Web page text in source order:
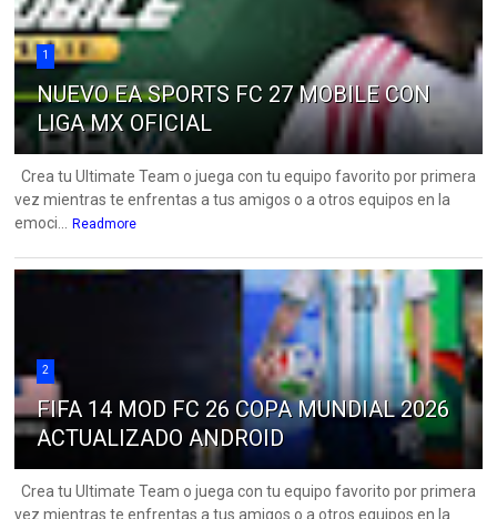
1
NUEVO EA SPORTS FC 27 MOBILE CON
LIGA MX OFICIAL
Crea tu Ultimate Team o juega con tu equipo favorito por primera
vez mientras te enfrentas a tus amigos o a otros equipos en la
emoci... Readmore
2
FIFA 14 MOD FC 26 COPA MUNDIAL 2026
ACTUALIZADO ANDROID
Crea tu Ultimate Team o juega con tu equipo favorito por primera
vez mientras te enfrentas a tus amigos o a otros equipos en la